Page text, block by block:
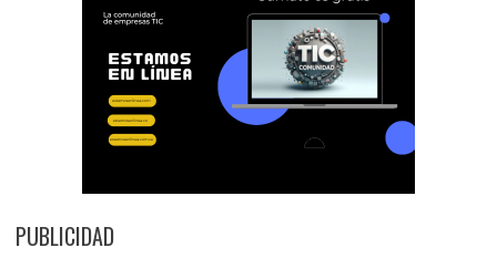
PUBLICIDAD